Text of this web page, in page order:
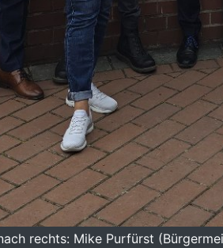
rechts: Mike Purfürst